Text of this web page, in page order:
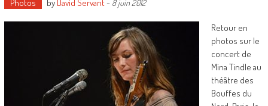
Photos by David Servant- 8 juin 2012
Retour en
photos sur le
concert de
Mina Tindle au
théâtre des
Bouffes du